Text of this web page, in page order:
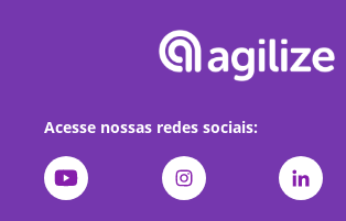
Acesse nossas redes sociais: